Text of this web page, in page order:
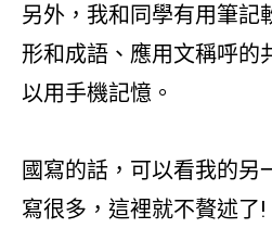
另外，我和同學有用筆記
形和成語、應用文稱呼的
以用手機記憶。
國寫的話，可以看我的另
寫很多，這裡就不贅述了!